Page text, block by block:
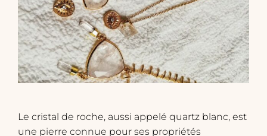
Le cristal de roche, aussi appelé quartz blanc, est
une pierre connue pour ses propriétés